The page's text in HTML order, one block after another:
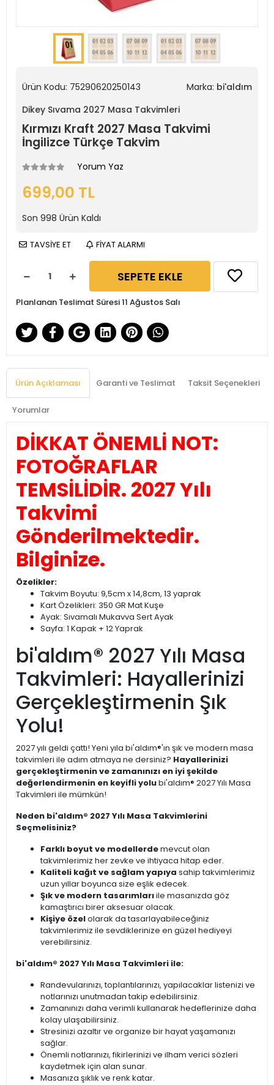
Ürün Kodu: 75290620250143 Marka: bi'aldım
Dikey Sıvama 2027 Masa Takvimleri
Kırmızı Kraft 2027 Masa Takvimi
İngilizce Türkçe Takvim
Yorum Yaz
699,00 TL
Son 998 Ürün Kaldı
TAVSİYE ET FİYAT ALARMI
SEPETE EKLE
Planlanan Teslimat Süresi 11 Ağustos Salı
Ürün Açıklaması Garanti ve Teslimat Taksit Seçenekleri
Yorumlar
DİKKAT ÖNEMLİ NOT:
FOTOĞRAFLAR
TEMSİLİDİR. 2027 Yılı
Takvimi
Gönderilmektedir.
Bilginize.
Özelikler:
Takvim Boyutu: 9,5cm x 14,8cm, 13 yaprak
Kart Özelikleri: 350 GR Mat Kuşe
Ayak: Sıvamalı Mukavva Sert Ayak
Sayfa: 1 Kapak + 12 Yaprak
bi'aldım® 2027 Yılı Masa
Takvimleri: Hayallerinizi
Gerçekleştirmenin Şık
Yolu!
2027 yılı geldi çattı! Yeni yıla bi'aldım®'ın şık ve modern masa
takvimleri ile adım atmaya ne dersiniz? Hayallerinizi
gerçekleştirmenin ve zamanınızı en iyi şekilde
değerlendirmenin en keyifli yolubi'aldım® 2027 Yılı Masa
Takvimleri ile mümkün!
Neden bi'aldım® 2027 Yılı Masa Takvimlerini
Seçmelisiniz?
Farklı boyut ve modellerdemevcut olan
takvimlerimiz her zevke ve ihtiyaca hitap eder.
Kaliteli kağıt ve sağlam yapıya sahip takvimlerimiz
uzun yıllar boyunca size eşlik edecek.
Şık ve modern tasarımlarıile masanızda göz
kamaştırıcı birer aksesuar olacak.
Kişiye özelolarak da tasarlayabileceğiniz
takvimlerimiz ile sevdiklerinize en güzel hediyeyi
verebilirsiniz.
bi'aldım® 2027 Yılı Masa Takvimleri ile:
Randevularınızı, toplantılarınızı, yapılacaklar listenizi ve
notlarınızı unutmadan takip edebilirsiniz.
Zamanınızı daha verimli kullanarak hedeflerinize daha
kolay ulaşabilirsiniz.
Stresinizi azaltır ve organize bir hayat yaşamanızı
sağlar.
Önemli notlarınızı, fikirlerinizi ve ilham verici sözleri
kaydetmek için alan sunar.
Masanıza şıklık ve renk katar.